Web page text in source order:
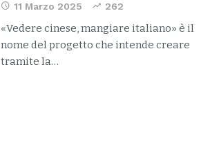
11 Marzo 2025 262
«Vedere cinese, mangiare italiano» è il
nome del progetto che intende creare
tramite la…